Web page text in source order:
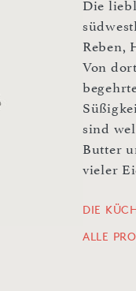
Die
Reben,
Von
sind
Butter
vieler
DIE
ALLE